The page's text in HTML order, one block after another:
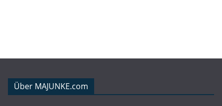
Über MAJUNKE.com